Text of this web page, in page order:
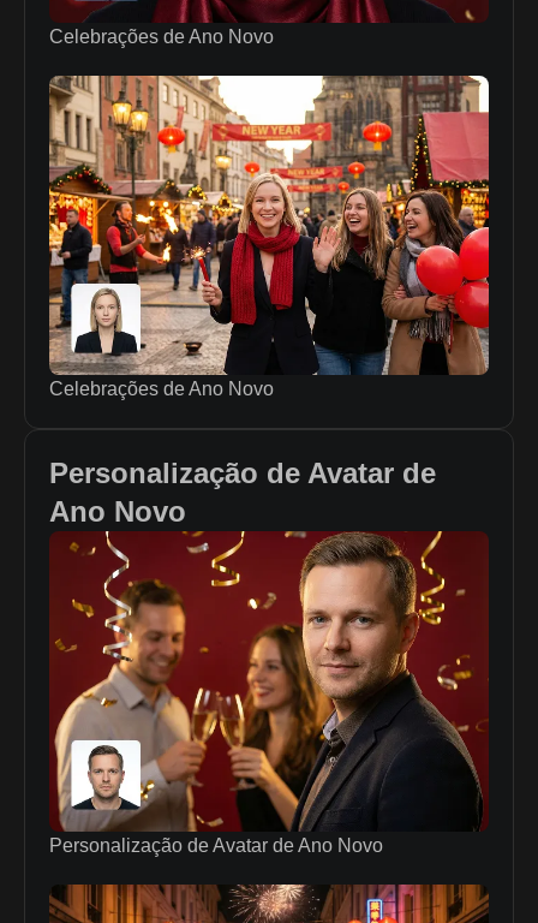
Celebrações de Ano Novo
Celebrações de Ano Novo
Personalização de Avatar de
Ano Novo
Personalização de Avatar de Ano Novo